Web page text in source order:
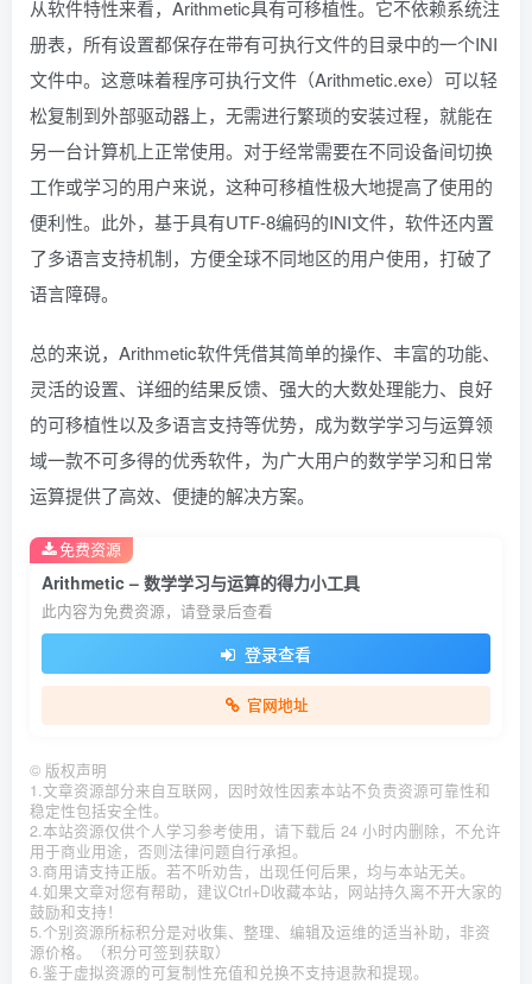
从软件特性来看，Arithmetic具有可移植性。它不依赖系统注
册表，所有设置都保存在带有可执行文件的目录中的一个INI
文件中。这意味着程序可执行文件（Arithmetic.exe）可以轻
松复制到外部驱动器上，无需进行繁琐的安装过程，就能在
另一台计算机上正常使用。对于经常需要在不同设备间切换
工作或学习的用户来说，这种可移植性极大地提高了使用的
便利性。此外，基于具有UTF-8编码的INI文件，软件还内置
了多语言支持机制，方便全球不同地区的用户使用，打破了
语言障碍。
总的来说，Arithmetic软件凭借其简单的操作、丰富的功能、
灵活的设置、详细的结果反馈、强大的大数处理能力、良好
的可移植性以及多语言支持等优势，成为数学学习与运算领
域一款不可多得的优秀软件，为广大用户的数学学习和日常
运算提供了高效、便捷的解决方案。
Arithmetic – 数学学习与运算的得力小工具
此内容为免费资源，请登录后查看
登录查看
官网地址
免费资源
© 版权声明
1.文章资源部分来自互联网，因时效性因素本站不负责资源可靠性和
稳定性包括安全性。
2.本站资源仅供个人学习参考使用，请下载后 24 小时内删除，不允许
用于商业用途，否则法律问题自行承担。
3.商用请支持正版。若不听劝告，出现任何后果，均与本站无关。
4.如果文章对您有帮助，建议Ctrl+D收藏本站，网站持久离不开大家的
鼓励和支持！
5.个别资源所标积分是对收集、整理、编辑及运维的适当补助，非资
源价格。（积分可签到获取）
6.鉴于虚拟资源的可复制性充值和兑换不支持退款和提现。